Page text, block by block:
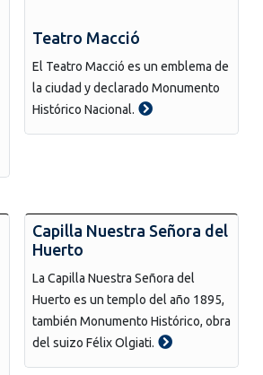
Teatro Macció
El Teatro Macció es un emblema de
la ciudad y declarado Monumento
Histórico Nacional.
Capilla Nuestra Señora del
Huerto
La Capilla Nuestra Señora del
Huerto es un templo del año 1895,
también Monumento Histórico, obra
del suizo Félix Olgiati.